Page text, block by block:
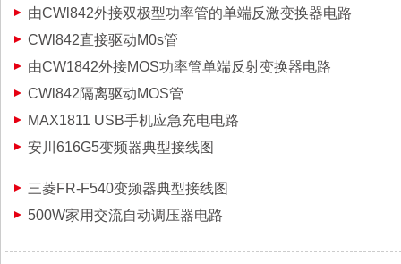
由CWl842外接双极型功率管的单端反激变换器电路
CWl842直接驱动M0s管
由CW1842外接MOS功率管单端反射变换器电路
CWl842隔离驱动MOS管
MAX1811 USB手机应急充电电路
安川616G5变频器典型接线图
三菱FR-F540变频器典型接线图
500W家用交流自动调压器电路